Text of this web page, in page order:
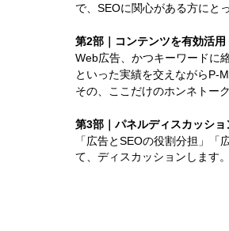
で、SEOに関心がある方にと
第2部｜コンテンツを有効活用
Web広告、かつキーワードに
といった実績を交えながらP-
その、ここだけのホンネトー
第3部｜パネルディスカッショ
「広告とSEOの役割分担 」「
て、ディスカッションします。